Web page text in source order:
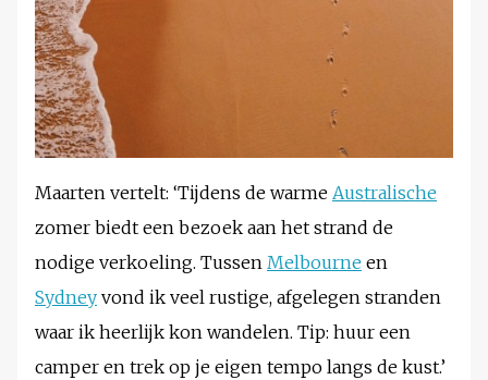
Maarten vertelt: ‘Tijdens de warme Australische
zomer biedt een bezoek aan het strand de
nodige verkoeling. Tussen Melbourne en
Sydney vond ik veel rustige, afgelegen stranden
waar ik heerlijk kon wandelen. Tip: huur een
camper en trek op je eigen tempo langs de kust.’